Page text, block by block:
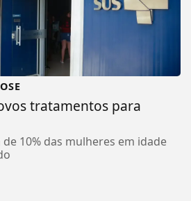
tratamentos para
10% das mulheres em idade